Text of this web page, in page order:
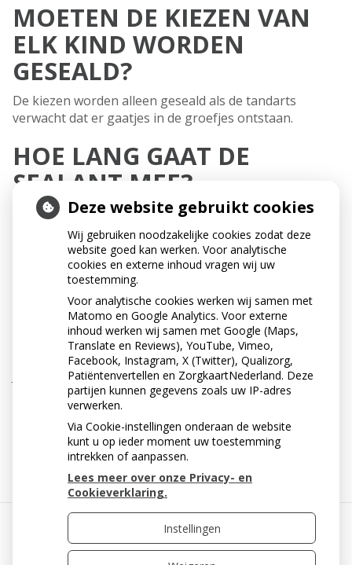
MOETEN DE KIEZEN VAN
ELK KIND WORDEN
GESEALD?
De kiezen worden alleen geseald als de tandarts
verwacht dat er gaatjes in de groefjes ontstaan.
HOE LANG GAAT DE
SEALANT MEE?
De sealant die diep in de groeven zit gaat enkele jaren
mee. Bij de periodieke controle controleert de tandarts
of mondhygiënist of er nog voldoende aanwezig is. Als
er wat materiaal is verdwenen, kan dit worden
aangevuld.
TANDENPOETSEN ALS DE
KIEZEN GESEALD ZIJN
Je kunt gewoon met een fluoridetandpasta blijven
poetsen. Poets de gesealde vlakken gewoon mee.
« Terug naar het overzicht
Uw Zorg Online|Beheer
Deze website gebruikt cookies
Wij gebruiken noodzakelijke cookies zodat deze
website goed kan werken. Voor analytische
cookies en externe inhoud vragen wij uw
toestemming.
Voor analytische cookies werken wij samen met
Matomo en Google Analytics. Voor externe
inhoud werken wij samen met Google (Maps,
Translate en Reviews), YouTube, Vimeo,
Facebook, Instagram, X (Twitter), Qualizorg,
Patiëntenvertellen en ZorgkaartNederland. Deze
partijen kunnen gegevens zoals uw IP-adres
verwerken.
Via Cookie-instellingen onderaan de website
kunt u op ieder moment uw toestemming
intrekken of aanpassen.
Lees meer over onze Privacy- en
Cookieverklaring.
Instellingen